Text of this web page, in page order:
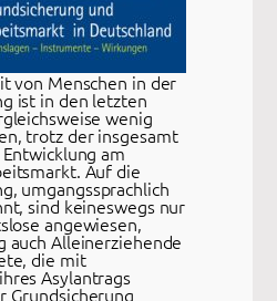
von Menschen in der
ist in den letzten
wenig
trotz der insgesamt
am
Auf die
umgangssprachlich
sind keineswegs nur
angewiesen,
auch Alleinerziehende
die mit
Asylantrags
Grundsicherung